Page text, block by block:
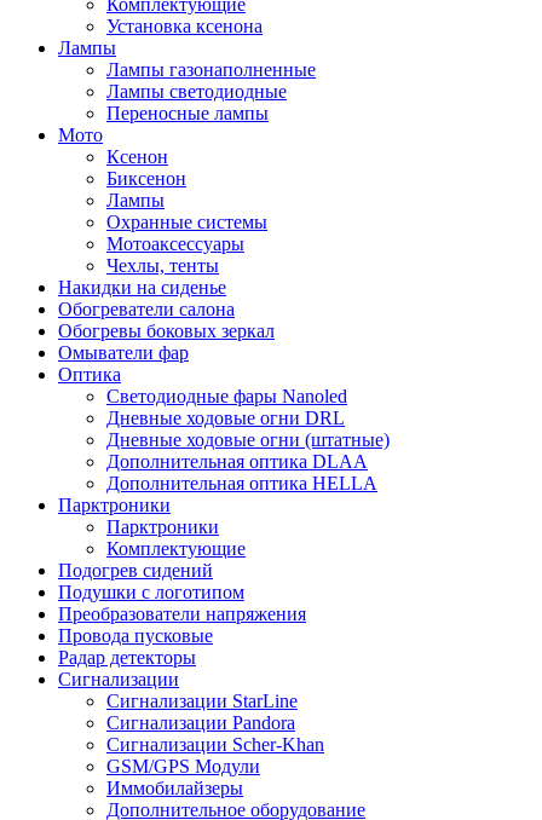
Установка ксенона
Лампы
Лампы газонаполненные
Лампы светодиодные
Переносные лампы
Мото
Ксенон
Биксенон
Лампы
Охранные системы
Мотоаксессуары
Чехлы, тенты
Накидки на сиденье
Обогреватели салона
Обогревы боковых зеркал
Омыватели фар
Оптика
Светодиодные фары Nanoled
Дневные ходовые огни DRL
Дневные ходовые огни (штатные)
Дополнительная оптика DLAA
Дополнительная оптика HELLA
Парктроники
Парктроники
Комплектующие
Подогрев сидений
Подушки с логотипом
Преобразователи напряжения
Провода пусковые
Радар детекторы
Сигнализации
Сигнализации StarLine
Сигнализации Pandora
Сигнализации Scher-Khan
GSM/GPS Модули
Иммобилайзеры
Дополнительное оборудование